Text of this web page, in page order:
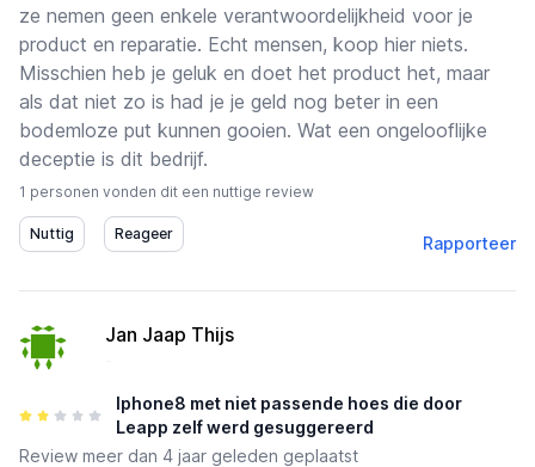
ze nemen geen enkele verantwoordelijkheid voor je
product en reparatie. Echt mensen, koop hier niets.
Misschien heb je geluk en doet het product het, maar
als dat niet zo is had je je geld nog beter in een
bodemloze put kunnen gooien. Wat een ongelooflijke
deceptie is dit bedrijf.
1 personen vonden dit een nuttige review
Rapporteer
Jan Jaap Thijs
Iphone8 met niet passende hoes die door
Leapp zelf werd gesuggereerd
Review meer dan 4 jaar geleden geplaatst